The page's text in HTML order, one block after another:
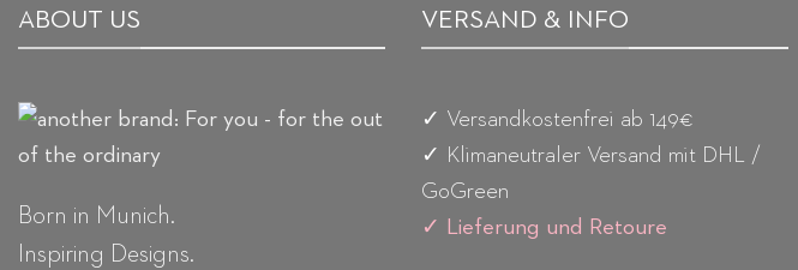
ABOUT US
Born in Munich.
Inspiring Designs.
VERSAND & INFO
✓ Versandkostenfrei ab 149€
✓ Klimaneutraler Versand mit DHL /
GoGreen
✓ Lieferung und Retoure